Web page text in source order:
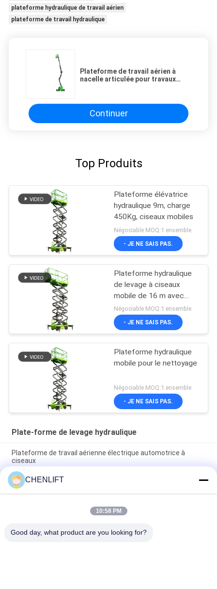
plateforme hydraulique de travail aérien
plateforme de travail hydraulique
Plateforme de travail aérien à
nacelle articulée pour travaux
Continuer
Top Produits
Plateforme élévatrice
hydraulique 9m, charge
450Kg, ciseaux mobiles
Négociable MOQ:1 ensemble
- JE NE SAIS PAS.
Plateforme hydraulique
de levage à ciseaux
mobile de 16 m avec
plateforme d'extension
Négociable MOQ:1 ensemble
- JE NE SAIS PAS.
Plateforme hydraulique
mobile pour le nettoyage
Négociable MOQ:1 ensemble
- JE NE SAIS PAS.
Plate-forme de levage hydraulique
Plateforme de travail aérienne électrique automotrice à
ciseaux
Plateforme hydraulique de 10 m élévateur électrique à
ciseaux autopropulsé avec plateforme d'extension 450 kg de
charge
Plateforme de levage hydraulique de 10 mètres Plateforme de
CHENLIFT
10:58 PM
Good day, what product are you looking for?